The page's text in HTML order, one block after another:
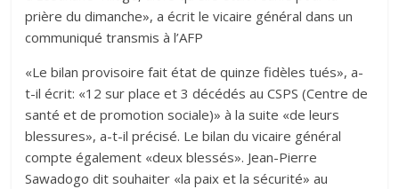
prière du dimanche», a écrit le vicaire général dans un
communiqué transmis à l’AFP
«Le bilan provisoire fait état de quinze fidèles tués», a-
t-il écrit: «12 sur place et 3 décédés au CSPS (Centre de
santé et de promotion sociale)» à la suite «de leurs
blessures», a-t-il précisé. Le bilan du vicaire général
compte également «deux blessés». Jean-Pierre
Sawadogo dit souhaiter «la paix et la sécurité» au